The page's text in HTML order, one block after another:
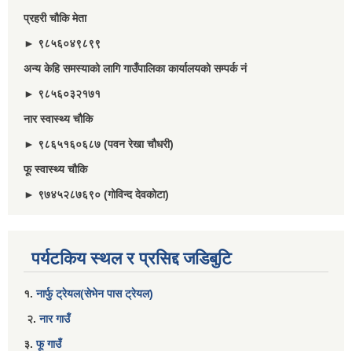
प्रहरी चौकि मेता
► ९८५६०४९८९९
अन्य केहि समस्याको लागि गाउँपालिका कार्यालयको सम्पर्क नं
► ९८५६०३२१७१
नार स्वास्थ्य चौकि
► ९८६५१६०६८७ (पवन रेखा चौधरी)
फू स्वास्थ्य चौकि
► ९७४५२८७६९० (गोविन्द देवकोटा)
पर्यटकिय स्थल र प्रसिद्द जडिबुटि
१.नार्फु ट्रेयल(सेभेन पास ट्रेयल)
२.नार गाउँ
३.फू गाउँ